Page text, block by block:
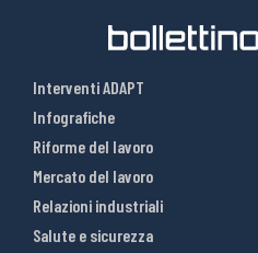
Interventi ADAPT
Infografiche
Riforme del lavoro
Mercato del lavoro
Relazioni industriali
Salute e sicurezza